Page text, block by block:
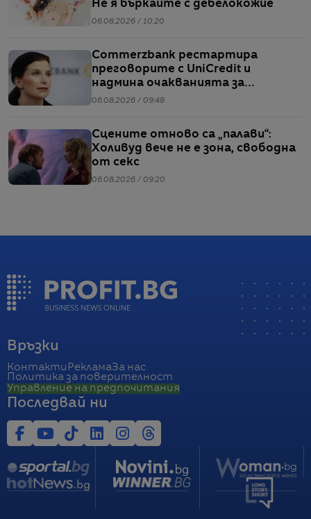
Не я бъркайте с дебелокожие
06.08.2026 / 10:20
Commerzbank рестартира
преговорите с UniCredit и
надмина очакванията за
тримесечието
06.08.2026 / 09:48
Сцените отново са „палави“:
Холивуд вече не е зона, свободна
от секс
06.08.2026 / 09:20
Връзки
Контакти РекламаЗа нас
Политика за поверителност
Управление на предпочитания
Последвай ни